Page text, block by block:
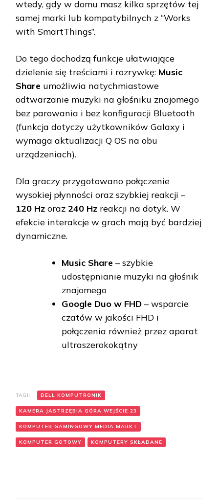
wtedy, gdy w domu masz kilka sprzętów tej
samej marki lub kompatybilnych z “Works
with SmartThings”.
Do tego dochodzą funkcje ułatwiające
dzielenie się treściami i rozrywkę: Music
Share umożliwia natychmiastowe
odtwarzanie muzyki na głośniku znajomego
bez parowania i bez konfiguracji Bluetooth
(funkcja dotyczy użytkowników Galaxy i
wymaga aktualizacji Q OS na obu
urządzeniach).
Dla graczy przygotowano połączenie
wysokiej płynności oraz szybkiej reakcji –
120 Hz oraz 240 Hz reakcji na dotyk. W
efekcie interakcje w grach mają być bardziej
dynamiczne.
Music Share – szybkie
udostępnianie muzyki na głośnik
znajomego
Google Duo w FHD – wsparcie
czatów w jakości FHD i
połączenia również przez aparat
ultraszerokokątny
TAGI: DELL KOMPUTRONIK
KAMERA JASTRZĘBIA GÓRA WEJŚCIE 23
KOMPUTER GAMINGOWY MEDIA MARKT
KOMPUTER GOTOWY KOMPUTERY SKŁADANE